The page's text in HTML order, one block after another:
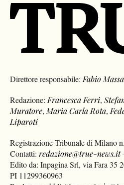
Direttore responsabile:Fabio Massa
Redazione:Francesca Ferri,
Muratore,Maria Carla Rota,
Liparoti
Registrazione Tribunale di Milano
Contatti:redazione@true-news.it
Edito da: Inpagina Srl, via Fara 35
PI 11299360963